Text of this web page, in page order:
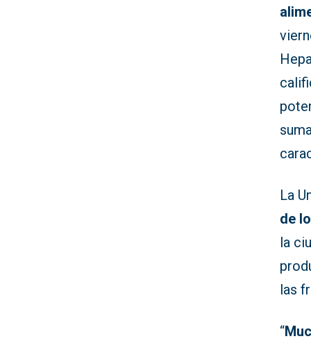
La
de
la
las
“